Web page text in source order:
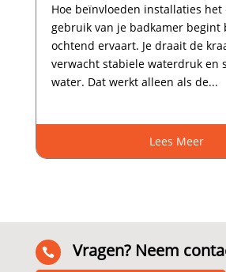
Hoe beïnvloeden installaties het
gebruik van je badkamer begint
ochtend ervaart.​ Je draait de
verwacht stabiele waterdruk en
water.​ Dat werkt alleen als de...
Lees Meer
 Vragen? Neem